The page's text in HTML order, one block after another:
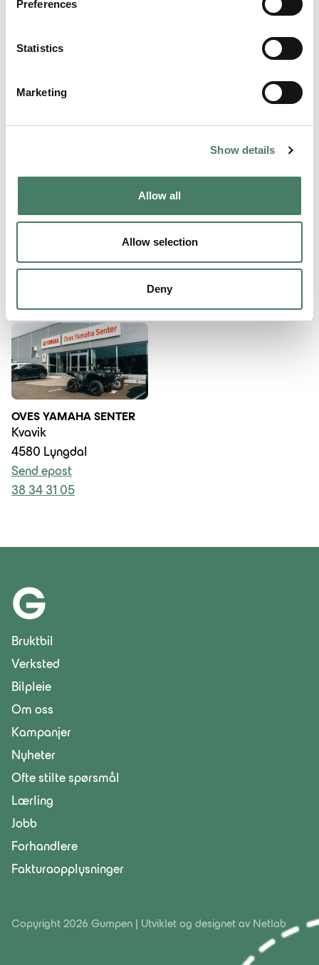
Preferences
Statistics
Marketing
Show details
Allow all
Allow selection
Deny
Bruktkupp
Se utvalget her:
Firhjuling|Scooter/moped
OVES YAMAHA SENTER
Kvavik
4580 Lyngdal
Send epost
38 34 31 05
G
Bruktbil
Verksted
Bilpleie
Om oss
Kampanjer
Nyheter
Ofte stilte spørsmål
Lærling
Jobb
Forhandlere
Fakturaopplysninger
Copyright 2026 Gumpen | Utviklet og designet av Netlab